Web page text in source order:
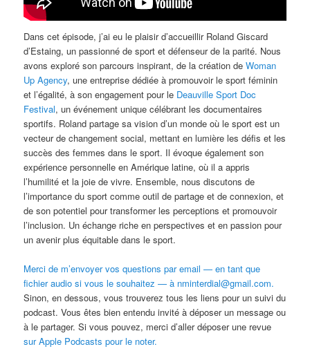
Dans cet épisode, j’ai eu le plaisir d’accueillir Roland Giscard
d’Estaing, un passionné de sport et défenseur de la parité. Nous
avons exploré son parcours inspirant, de la création deWoman
Up Agency, une entreprise dédiée à promouvoir le sport féminin
et l’égalité, à son engagement pour le Deauville Sport Doc
Festival, un événement unique célébrant les documentaires
sportifs. Roland partage sa vision d’un monde où le sport est un
vecteur de changement social, mettant en lumière les défis et les
succès des femmes dans le sport. Il évoque également son
expérience personnelle en Amérique latine, où il a appris
l’humilité et la joie de vivre. Ensemble, nous discutons de
l’importance du sport comme outil de partage et de connexion, et
de son potentiel pour transformer les perceptions et promouvoir
l’inclusion. Un échange riche en perspectives et en passion pour
un avenir plus équitable dans le sport.
Merci de m’envoyer vos questions par email — en tant que
fichier audio si vous le souhaitez — à nminterdial@gmail.com.
Sinon, en dessous, vous trouverez tous les liens pour un suivi du
podcast. Vous êtes bien entendu invité à déposer un message ou
à le partager. Si vous pouvez, merci d’aller déposer une revue
sur Apple Podcasts pour le noter.